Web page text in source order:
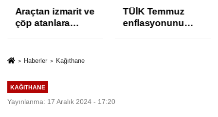
Araçtan izmarit ve
çöp atanlara
izmariti
TÜİK Temmuz
enflasyonunu
Haberler Kağıthane
KAĞITHANE
Yayınlanma: 17 Aralık 2024 - 17:20